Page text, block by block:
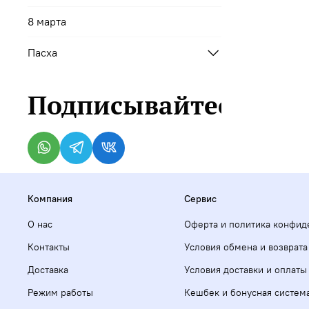
8 марта
Пасха
Подписывайтесь
Компания
О нас
Контакты
Доставка
Режим работы
Сервис
Оферта и политика
Условия обмена и возврата
Условия доставки и оплаты
Кешбек и бонусная